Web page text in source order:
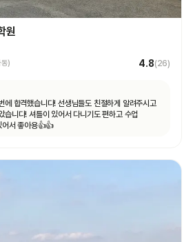
원
) 4.8(26)
에 합격했습니다! 선생님들도 친절하게 알려주시고
습니다! 셔틀이 있어서 다니기도 편하고 수업
어서 좋아용👍👍